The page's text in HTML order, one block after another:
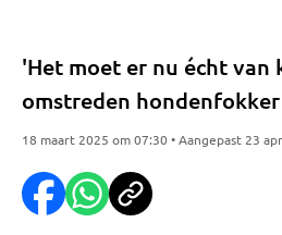
'Het moet er nu écht van
omstreden
18 maart 2025 om 07:30 • Aangepast 23